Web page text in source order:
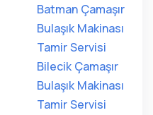
Batman Çamaşır
Bulaşık Makinası
Tamir Servisi
Bilecik Çamaşır
Bulaşık Makinası
Tamir Servisi